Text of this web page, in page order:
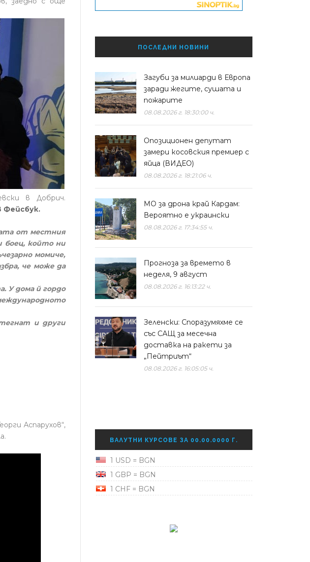
в Добрич.
Фейсбук.
от местния
боец, който ни
момиче,
че може да
У дома й гордо
и други
Аспарухов“,
ПОСЛЕДНИ НОВИНИ
Загуби за милиарди в Европа
заради жегите, сушата и
пожарите
08.08.2026 г. 18:30:00 ч.
Опозиционен депутат
замери косовския премиер с
яйца (ВИДЕО)
08.08.2026 г. 18:21:06 ч.
МО за дрона край Кардам:
Вероятно е украински
08.08.2026 г. 17:34:55 ч.
Прогноза за времето в
неделя, 9 август
08.08.2026 г. 16:13:22 ч.
Зеленски: Споразумяхме се
със САЩ за месечна
доставка на ракети за
„Пейтриът“
08.08.2026 г. 16:05:05 ч.
ВАЛУТНИ КУРСОВЕ ЗА 00.00.0000 Г.
1 USD = BGN
1 GBP = BGN
1 CHF = BGN